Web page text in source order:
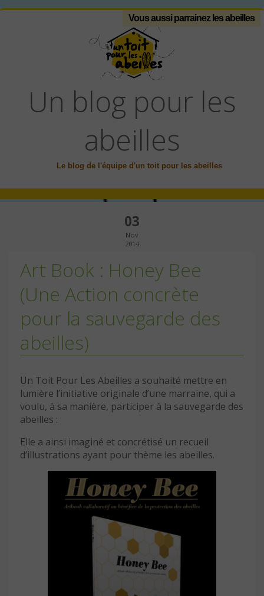
Vous aussi parrainez les abeilles
Un blog pour les
abeilles
Le blog de l'équipe d'un toit pour les abeilles
03
Nov
2014
Art Book : Honey Bee
(Une Action concrète
pour la sauvegarde des
abeilles)
Un Toit Pour Les Abeilles a souhaité mettre en
lumière l’initiative originale d’une marraine, qui a
voulu, à sa manière, participer à la sauvegarde des
abeilles :
Elle a ainsi imaginé et concrétisé un recueil
d’illustrations ayant pour thème les abeilles.